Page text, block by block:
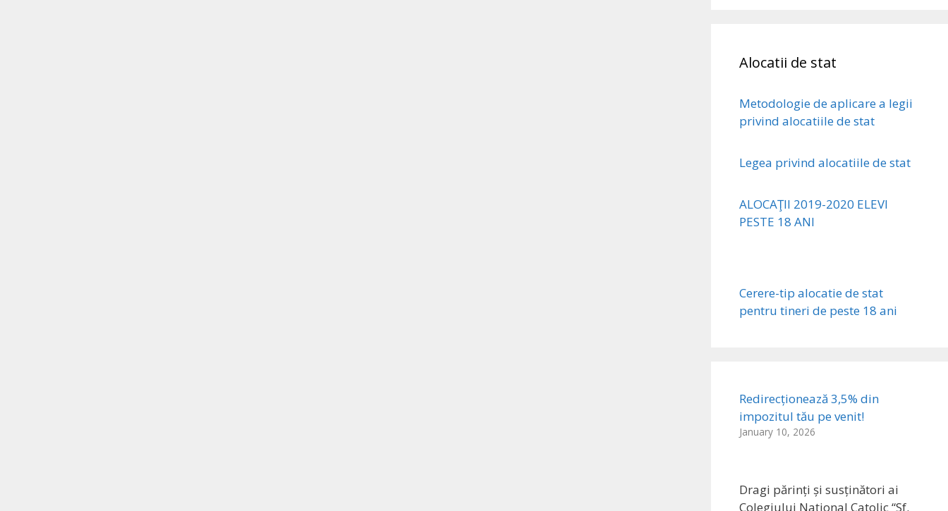
Alocatii de stat
Metodologie de aplicare a legii
privind alocatiile de stat
Legea privind alocatiile de stat
ALOCAŢII 2019-2020 ELEVI
PESTE 18 ANI
Cerere-tip alocatie de stat
pentru tineri de peste 18 ani
Redirecționează 3,5% din
impozitul tău pe venit!
January 10, 2026
Dragi părinți și susținători ai
Colegiului Național Catolic “Sf.